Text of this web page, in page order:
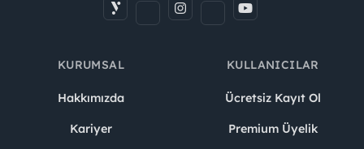
KURUMSAL
Hakkımızda
Kariyer
KULLANICILAR
Ücretsiz Kayıt Ol
Premium Üyelik